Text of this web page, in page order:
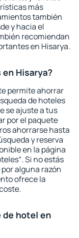
más
también
y hacia el
recomiendan
en Hisarya.
Hisarya?
permite ahorrar
de hoteles
se ajuste a tus
por el paquete
ahorrarse hasta
y reserva
en la página
Si no estás
alguna razón
ofrece la
de hotel en